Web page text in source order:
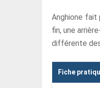
Anghione fait
fin, une
différente
Fiche